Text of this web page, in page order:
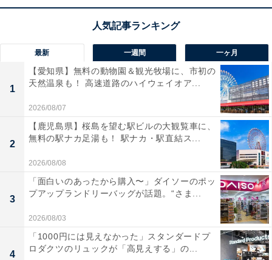
【あわせて買いたい】シャープの人気商品5選
シャープ「KC-J50C-H」
最新 一週間 一ヶ月
1
【愛知県】無料の動物園＆観光牧場に、市初の
天然温泉も！ 高速道路のハイウェイオア...
2026/08/07
2
【鹿児島県】桜島を望む駅ビルの大観覧車に、
無料の駅ナカ足湯も！ 駅ナカ・駅直結ス...
2026/08/08
3
「面白いのあったから購入〜」ダイソーのポッ
プアップランドリーバッグが話題。“さま...
2026/08/03
4
「1000円には見えなかった」スタンダードプ
ロダクツのリュックが「高見えする」の...